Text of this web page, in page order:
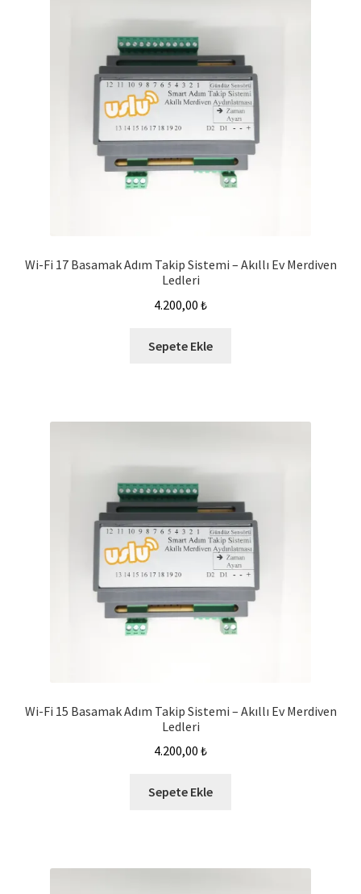
Wi-Fi 17 Basamak Adım Takip Sistemi – Akıllı Ev Merdiven
Ledleri
4.200,00 ₺
Sepete Ekle
Wi-Fi 15 Basamak Adım Takip Sistemi – Akıllı Ev Merdiven
Ledleri
4.200,00 ₺
Sepete Ekle